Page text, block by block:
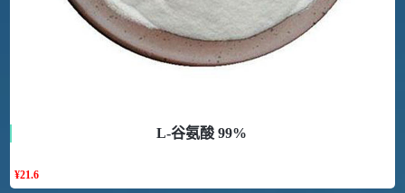
L-谷氨酸 99%
¥21.6